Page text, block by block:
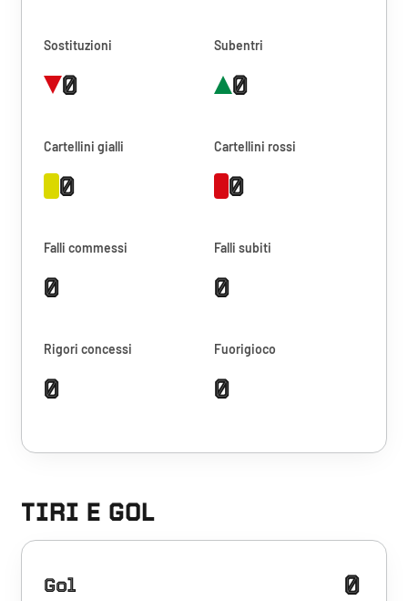
Sostituzioni
0
Subentri
0
Cartellini gialli
0
Cartellini rossi
0
Falli commessi
0
Falli subiti
0
Rigori concessi
0
Fuorigioco
0
TIRI E GOL
Gol 0